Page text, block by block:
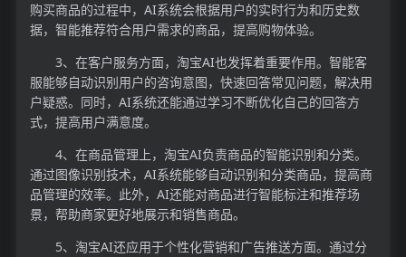
购买商品的过程中，AI系统会根据用户的实时行为和历史数
据，智能推荐符合用户需求的商品，提高购物体验。
3、在客户服务方面，淘宝AI也发挥着重要作用。智能客
服能够自动识别用户的咨询意图，快速回答常见问题，解决用
户疑惑。同时，AI系统还能通过学习不断优化自己的回答方
式，提高用户满意度。
4、在商品管理上，淘宝AI负责商品的智能识别和分类。
通过图像识别技术，AI系统能够自动识别和分类商品，提高商
品管理的效率。此外，AI还能对商品进行智能标注和推荐场
景，帮助商家更好地展示和销售商品。
5、淘宝AI还应用于个性化营销和广告推送方面。通过分